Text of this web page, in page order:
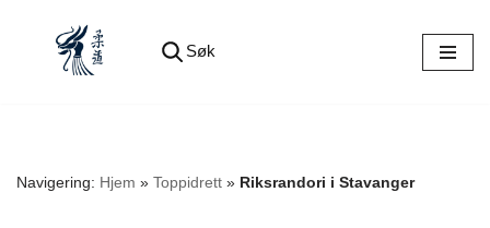
Søk
Navigering: Hjem » Toppidrett » Riksrandori i Stavanger